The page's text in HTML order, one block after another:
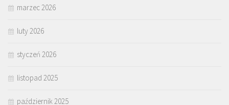
marzec 2026
luty 2026
styczeń 2026
listopad 2025
październik 2025